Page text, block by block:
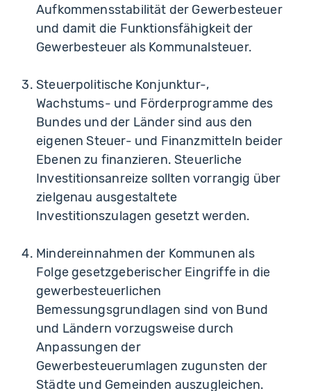
Aufkommensstabilität der Gewerbesteuer
und damit die Funktionsfähigkeit der
Gewerbesteuer als Kommunalsteuer.
Steuerpolitische Konjunktur-,
Wachstums- und Förderprogramme des
Bundes und der Länder sind aus den
eigenen Steuer- und Finanzmitteln beider
Ebenen zu finanzieren. Steuerliche
Investitionsanreize sollten vorrangig über
zielgenau ausgestaltete
Investitionszulagen gesetzt werden.
Mindereinnahmen der Kommunen als
Folge gesetzgeberischer Eingriffe in die
gewerbesteuerlichen
Bemessungsgrundlagen sind von Bund
und Ländern vorzugsweise durch
Anpassungen der
Gewerbesteuerumlagen zugunsten der
Städte und Gemeinden auszugleichen.